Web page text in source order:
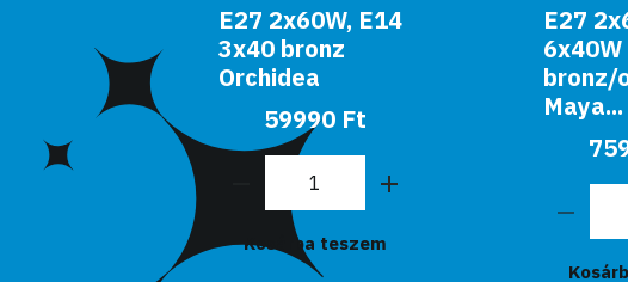
E27 2x60W, E14
3x40 bronz
Orchidea
59990 Ft
Kosárba teszem
E27
6x40W
bronz/
Maya...